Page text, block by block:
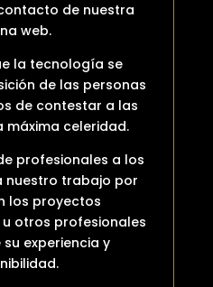
de nuestra
web.
la tecnología se
de las personas
de contestar a las
máxima celeridad.
profesionales a los
nuestro trabajo por
los proyectos
otros profesionales
experiencia y